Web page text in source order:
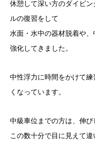
休憩して深い方のダイビ
ルの復習をして
水面・水中の器材脱着や
強化してきました。
中性浮力に時間をかけて
くなっています。
中級車位までの方は、伸
この数十分で目に見えて違